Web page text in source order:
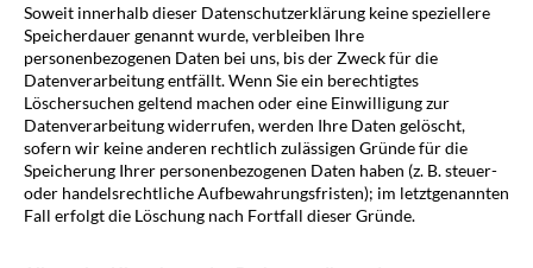
Soweit innerhalb dieser Datenschutzerklärung keine speziellere
Speicherdauer genannt wurde, verbleiben Ihre
personenbezogenen Daten bei uns, bis der Zweck für die
Datenverarbeitung entfällt. Wenn Sie ein berechtigtes
Löschersuchen geltend machen oder eine Einwilligung zur
Datenverarbeitung widerrufen, werden Ihre Daten gelöscht,
sofern wir keine anderen rechtlich zulässigen Gründe für die
Speicherung Ihrer personenbezogenen Daten haben (z. B. steuer-
oder handelsrechtliche Aufbewahrungsfristen); im letztgenannten
Fall erfolgt die Löschung nach Fortfall dieser Gründe.